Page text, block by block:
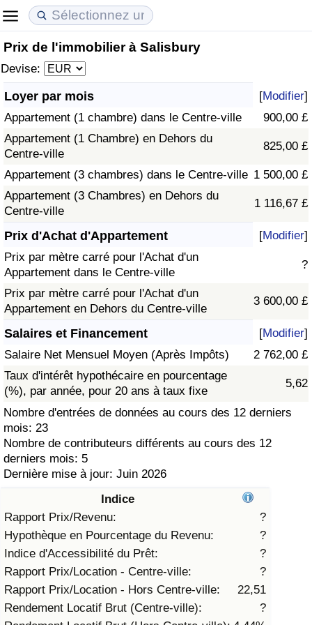
Prix de l'immobilier à Salisbury
Devise:
Loyer par mois [Modifier]
Appartement (1 chambre) dans le Centre-ville
900,00 £
Appartement (1 Chambre) en Dehors du
Centre-ville
825,00 £
Appartement (3 chambres) dans le Centre-ville 1 500,00 £
Appartement (3 Chambres) en Dehors du
Centre-ville
1 116,67 £
Prix d'Achat d'Appartement [Modifier]
Prix par mètre carré pour l'Achat d'un
Appartement dans le Centre-ville
?
Prix par mètre carré pour l'Achat d'un
Appartement en Dehors du Centre-ville
3 600,00 £
Salaires et Financement [Modifier]
Salaire Net Mensuel Moyen (Après Impôts)
2 762,00 £
Taux d'intérêt hypothécaire en pourcentage
(%), par année, pour 20 ans à taux fixe
5,62
Nombre d'entrées de données au cours des 12 derniers
mois: 23
Nombre de contributeurs différents au cours des 12
derniers mois: 5
Dernière mise à jour: Juin 2026
Indice
Rapport Prix/Revenu:
?
Hypothèque en Pourcentage du Revenu:
?
Indice d'Accessibilité du Prêt:
?
Rapport Prix/Location - Centre-ville:
?
Rapport Prix/Location - Hors Centre-ville:
22,51
Rendement Locatif Brut (Centre-ville):
?
Coût de la vie
Indice du Coût de la Vie (Actuel)
Indice du Coût de la Vie
Indice du coût de la vie par pays
à Akaba
Prix de l'immobilier
Indice des Prix de l'immobilier (Actuel)
Indice des Prix de l'immobilier
Indice des Prix de l'immobilier par Pays
Qualité de Vie
Indice de Qualité de Vie
Indice de Qualité de Vie (Actuel)
Indice de qualité de vie par pays
Criminalité
Indice de Criminalité (Actuel)
Indice de Criminalité
Indice de criminalité par pays
Soins de santé
Indice des soins de santé (Actuel)
Indice des soins de santé
Indice des soins de santé par Pays
Pollution
Indice de Pollution (Actuel)
Indice de pollution
Indice de Pollution par Pays
Trafic